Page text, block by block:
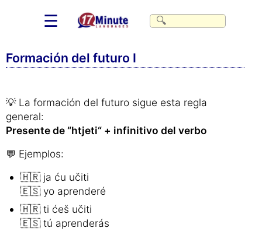
☰
Formación del futuro I
💡 La formación del futuro sigue esta regla
general:
Presente de “htjeti“ + infinitivo del verbo
💬 Ejemplos:
🇭🇷 ja ću učiti
🇪🇸 yo aprenderé
🇭🇷 ti ćeš učiti
🇪🇸 tú aprenderás